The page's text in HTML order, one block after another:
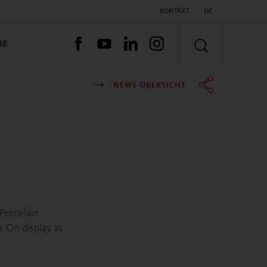
KONTAKT DE
NEWS-ÜBERSICHT
On display as